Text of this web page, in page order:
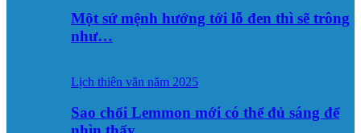
Một sứ mệnh hướng tới lỗ đen thì sẽ trông
như…
Lịch thiên văn năm 2025
Sao chổi Lemmon mới có thể đủ sáng để